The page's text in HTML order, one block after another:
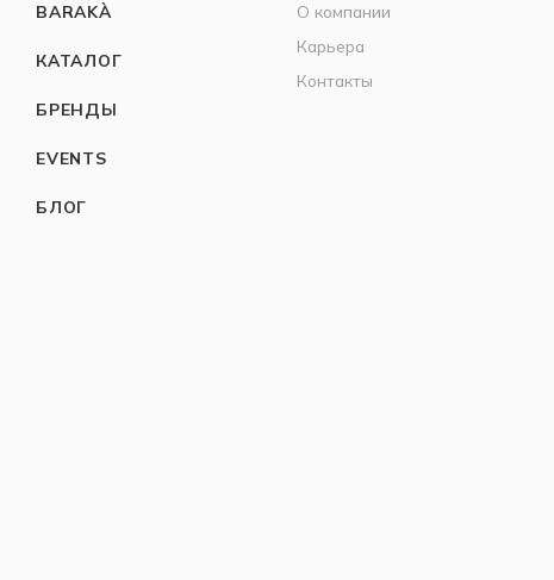
BARAKÀ
КАТАЛОГ
БРЕНДЫ
EVENTS
БЛОГ
О компании
Карьера
Контакты